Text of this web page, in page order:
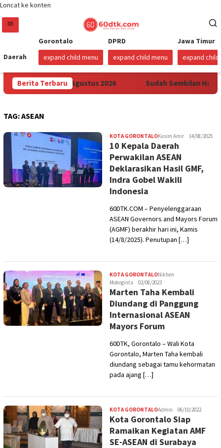
Loncat ke konten
Daerah
Gorontalo
expand child menu
DPRD
expand child menu
Jawa Timur
expand child
Berita Terbaru
Sulawesi Mulai 1 Agustus 2026 Sudah Sembilan Hari
TAG:ASEAN
KOTA GORONTALOKasim Amir 14/08/2025
10 Kepala Daerah
Perwakilan ASEAN
Deklarasikan Hasil GMF,
Indra Gobel Wakili
Indonesia
60DTK.COM – Penyelenggaraan
ASEAN Governors and Mayors Forum
(AGMF) berakhir hari ini, Kamis
(14/8/2025). Penutupan […]
KOTA GORONTALONikhen
Mokoginta
02/08/2023
Marten Taha Kembali
Diundang di Panggung
Internasional ASEAN
Mayors Forum
60DTK, Gorontalo – Wali Kota
Gorontalo, Marten Taha kembali
diundang sebagai tamu kehormatan
pada ajang […]
KOTA GORONTALOAdmin 06/10/2022
Kota Gorontalo Siap
Ramaikan Kegiatan AMF
SE-ASEAN di Surabaya